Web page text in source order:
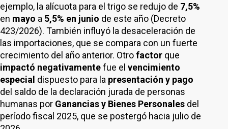
ejemplo, la alícuota para el trigo se redujo de 7,5%
en mayo a 5,5% en junio de este año (Decreto
423/2026). También influyó la desaceleración de
las importaciones, que se compara con un fuerte
crecimiento del año anterior. Otrofactor que
impactó negativamentefue el vencimiento
especial dispuesto para la presentación y pago
del saldo de la declaración jurada de personas
humanas por Ganancias y Bienes Personales del
período fiscal 2025, que se postergó hacia julio de